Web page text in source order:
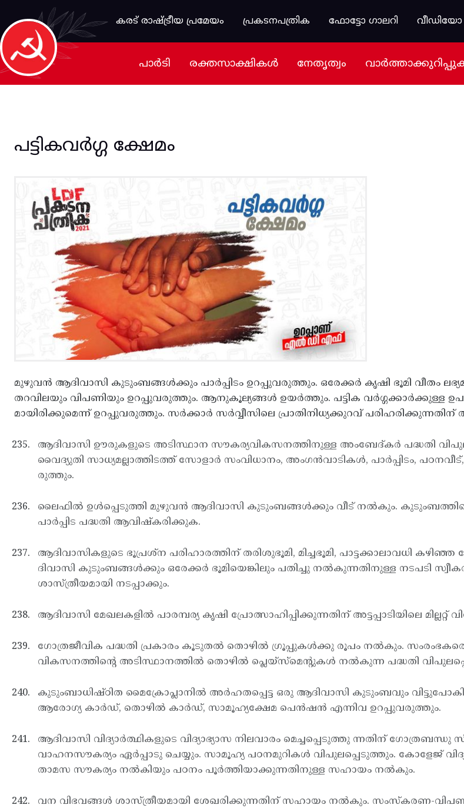
Skip to main content
കരട് രാഷ്ട്രീയ പ്രമേയം
പ്രകടനപത്രിക ഫോട്ടോ ഗാലറി വീഡിയോ
പാർടി രക്തസാക്ഷികൾ നേതൃത്വം
പട്ടികവർഗ്ഗ ക്ഷേമം
മുഴുവന്‍ ആദിവാസി കുടുംബങ്ങള്‍ക്കും പാര്‍പ്പിടം ഉറപ്പുവരുത്തും. ഒരേക്കര്‍ കൃഷി ഭൂമി വീതം
തറവിലയും വിപണിയും ഉറപ്പുവരുത്തും. ആനുകൂല്യങ്ങള്‍ ഉയര്‍ത്തും. പട്ടിക വര്‍ഗ്ഗക്കാര്‍ക്കുള്ള
മായിരിക്കുമെന്ന് ഉറപ്പുവരുത്തും. സര്‍ക്കാര്‍ സര്‍വ്വീസിലെ പ്രാതിനിധ്യക്കുറവ് പരിഹരിക്കുന്നതിന്
ആദിവാസി ഊരുകളുടെ അടിസ്ഥാന സൗകര്യവികസനത്തിനുള്ള അംബേദ്കര്‍ പദ്ധതി
വൈദ്യുതി സാധ്യമല്ലാത്തിടത്ത് സോളാര്‍ സംവിധാനം, അംഗന്‍വാടികള്‍, പാര്‍പ്പിടം,
രുത്തും.
ലൈഫില്‍ ഉള്‍പ്പെടുത്തി മുഴുവന്‍ ആദിവാസി കുടുംബങ്ങള്‍ക്കും വീട് നല്‍കും.
പാര്‍പ്പിട പദ്ധതി ആവിഷ്കരിക്കുക.
ആദിവാസികളുടെ ഭൂപ്രശ്ന പരിഹാരത്തിന് തരിശുഭൂമി, മിച്ചഭൂമി, പാട്ടക്കാലാവധി
ദിവാസി കുടുംബങ്ങള്‍ക്കും ഒരേക്കര്‍ ഭൂമിയെങ്കിലും പതിച്ചു നല്‍കുന്നതിനുള്ള നടപടി
ശാസ്ത്രീയമായി നടപ്പാക്കും.
ആദിവാസി മേഖലകളില്‍ പാരമ്പര്യ കൃഷി പ്രോത്സാഹിപ്പിക്കുന്നതിന് അട്ടപ്പാടിയിലെ മില്ലറ്റ്
ഗോത്രജീവിക പദ്ധതി പ്രകാരം കൂടുതല്‍ തൊഴില്‍ ഗ്രൂപ്പുകള്‍ക്കു രൂപം നല്‍കും.
വികസനത്തിന്റെ അടിസ്ഥാനത്തില്‍ തൊഴില്‍ പ്ലെയ്സ്മെന്റുകള്‍ നല്‍കുന്ന പദ്ധതി
കുടുംബാധിഷ്ഠിത മൈക്രോപ്ലാനില്‍ അര്‍ഹതപ്പെട്ട ഒരു ആദിവാസി കുടുംബവും
ആരോഗ്യ കാര്‍ഡ്, തൊഴില്‍ കാര്‍ഡ്, സാമൂഹ്യക്ഷേമ പെന്‍ഷന്‍ എന്നിവ ഉറപ്പുവരുത്തും.
ആദിവാസി വിദ്യാര്‍ത്ഥികളുടെ വിദ്യാഭ്യാസ നിലവാരം മെച്ചപ്പെടുത്തു ന്നതിന്
വാഹനസൗകര്യം ഏര്‍പ്പാടു ചെയ്യും. സാമൂഹ്യ പഠനമുറികള്‍ വിപുലപ്പെടുത്തും. കോളേജ്
താമസ സൗകര്യം നല്‍കിയും പഠനം പൂര്‍ത്തിയാക്കുന്നതിനുള്ള സഹായം നല്‍കും.
വന വിഭവങ്ങള്‍ ശാസ്ത്രീയമായി ശേഖരിക്കുന്നതിന് സഹായം നല്‍കും. സംസ്കരണ-